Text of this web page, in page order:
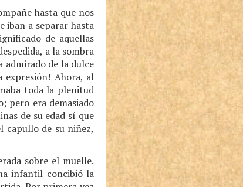
hasta que nos
iban a separar hasta
de aquellas
a la sombra
admirado de la dulce
expresión! Ahora, al
toda la plenitud
pero era demasiado
de su edad sí que
capullo de su niñez,
sobre el muelle.
infantil concibió la